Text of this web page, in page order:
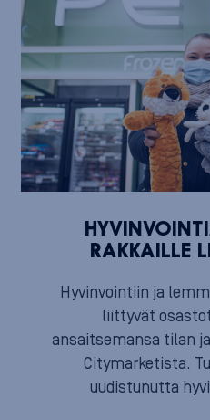
RAKKAILLE
Hyvinvointiin ja
liittyvät
ansaitsemansa tilan
Citymarketista.
uudistunutta